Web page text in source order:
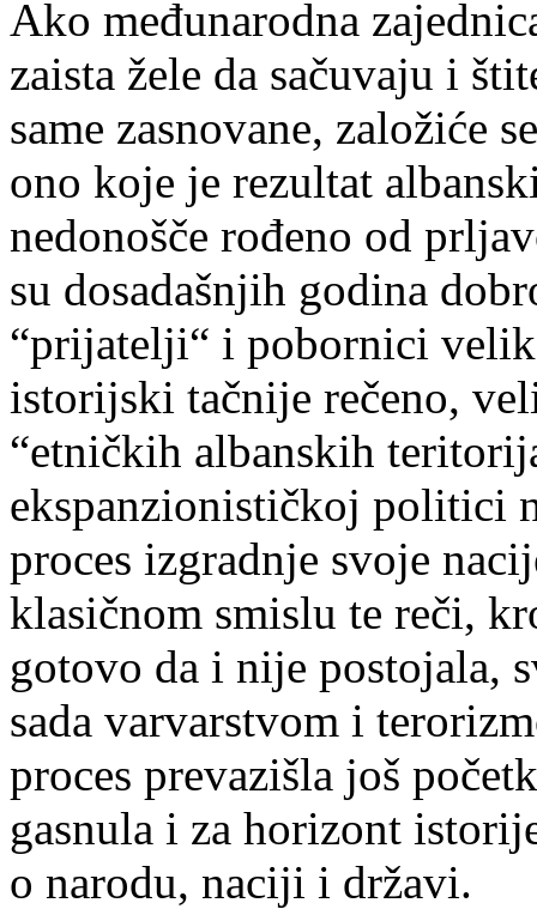
Ako međunarodna
zaista žele da sačuvaju i
same zasnovane, založiće
ono koje je rezultat
nedonošče rođeno od
su dosadašnjih godina
“prijatelji“ i pobornici
istorijski tačnije rečeno,
“etničkih albanskih
ekspanzionističkoj politici
proces izgradnje svoje
klasičnom smislu te reči,
gotovo da i nije postojala,
sada varvarstvom i
proces prevazišla još
gasnula i za horizont
o narodu, naciji i državi.